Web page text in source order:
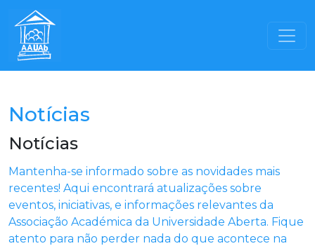
Notícias
Notícias
Mantenha-se informado sobre as novidades mais
recentes! Aqui encontrará atualizações sobre
eventos, iniciativas, e informações relevantes da
Associação Académica da Universidade Aberta. Fique
atento para não perder nada do que acontece na